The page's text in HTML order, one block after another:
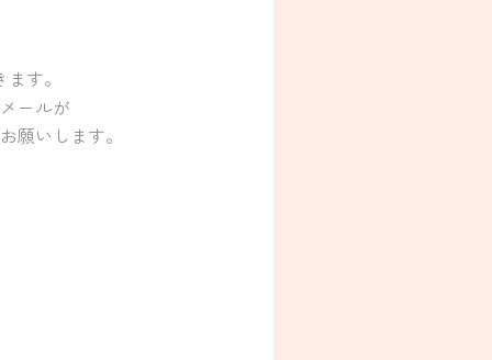
す。
ールが
願いします。